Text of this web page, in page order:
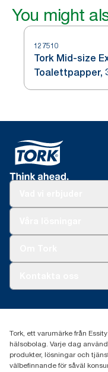
You might
127510
Tork Mid-size
Toalettpapper,
031-746 17 00
Tork, ett varumärke från
hälsobolag. Varje dag
produkter, lösningar och
välbefinnande för såväl